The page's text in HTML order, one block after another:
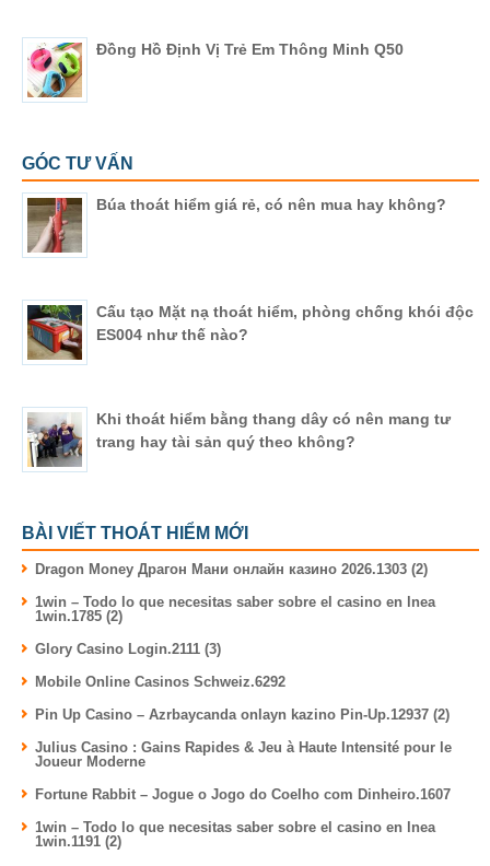
Đồng Hồ Định Vị Trẻ Em Thông Minh Q50
GÓC TƯ VẤN
Búa thoát hiểm giá rẻ, có nên mua hay không?
Cấu tạo Mặt nạ thoát hiểm, phòng chống khói độc
ES004 như thế nào?
Khi thoát hiểm bằng thang dây có nên mang tư
trang hay tài sản quý theo không?
BÀI VIẾT THOÁT HIỂM MỚI
Dragon Money Драгон Мани онлайн казино 2026.1303 (2)
1win – Todo lo que necesitas saber sobre el casino en lnea
1win.1785 (2)
Glory Casino Login.2111 (3)
Mobile Online Casinos Schweiz.6292
Pin Up Casino – Azrbaycanda onlayn kazino Pin-Up.12937 (2)
Julius Casino : Gains Rapides & Jeu à Haute Intensité pour le
Joueur Moderne
Fortune Rabbit – Jogue o Jogo do Coelho com Dinheiro.1607
1win – Todo lo que necesitas saber sobre el casino en lnea
1win.1191 (2)